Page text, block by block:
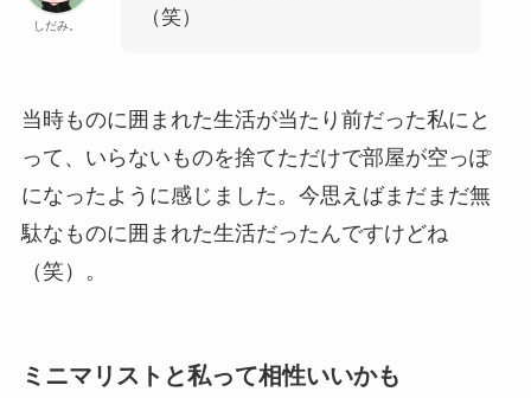
しだみ。
（笑）
当時ものに囲まれた生活が当たり前だった私にと
って、いらないものを捨てただけで部屋が空っぽ
になったように感じました。今思えばまだまだ無
駄なものに囲まれた生活だったんですけどね
（笑）。
ミニマリストと私って相性いいかも